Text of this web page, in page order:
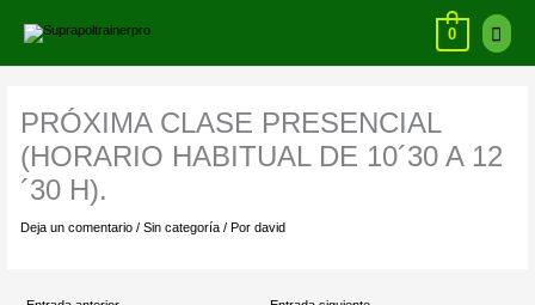
Menú
0
PRÓXIMA CLASE PRESENCIAL
(HORARIO HABITUAL DE 10´30 A 12
´30 H).
Deja un comentario / Sin categoría/ Por david
arriba